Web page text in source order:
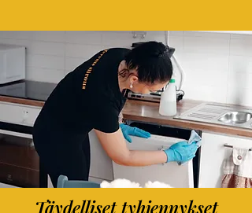
Täydelliset tyhjennykset